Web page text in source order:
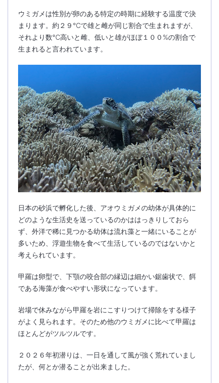
ウミガメは性別が卵のある特定の時期に経験する温度で決
まります。約２９℃で雄と雌が同じ割合で生まれますが、
それより数℃高いと雌、低いと雄がほぼ１００%の割合で
生まれると言われています。
日本の砂浜で孵化した後、アオウミガメの幼体が具体的に
どのような生活史を送っているのかははっきりしておら
ず、外洋で稀に見つかる幼体は流れ藻と一緒にいることが
多いため、浮遊生物を食べて生活しているのではないかと
考えられています。
甲羅は卵型で、下顎の咬合部の縁辺は細かい鋸歯状で、餌
である海藻が食べやすい形状になっています。
岩場で休みながら甲羅を岩にこすりつけて掃除をする様子
がよく見られます。そのため他のウミガメに比べて甲羅は
ほとんどがツルツルです。
２０２６年初潜りは、一日を通して風が強く荒れていまし
たが、何とか潜ることが出来ました。